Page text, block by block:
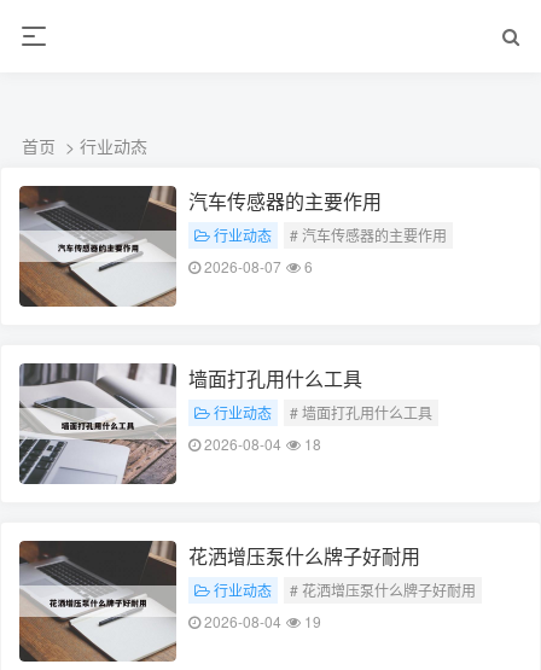
材经营部
首页 > 行业动态
汽车传感器的主要作用
行业动态
# 汽车传感器的主要作用
2026-08-07
6
墙面打孔用什么工具
行业动态
# 墙面打孔用什么工具
2026-08-04
18
花洒增压泵什么牌子好耐用
行业动态
# 花洒增压泵什么牌子好耐用
2026-08-04
19